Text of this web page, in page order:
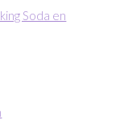
Soda en